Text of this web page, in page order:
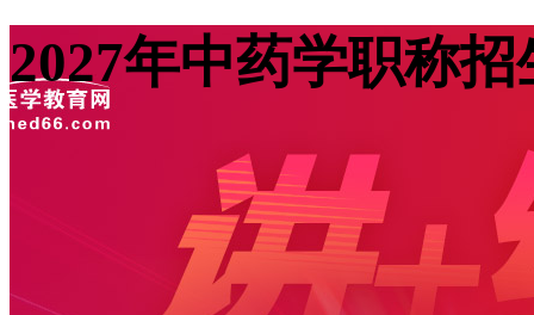
2027年中药学职称